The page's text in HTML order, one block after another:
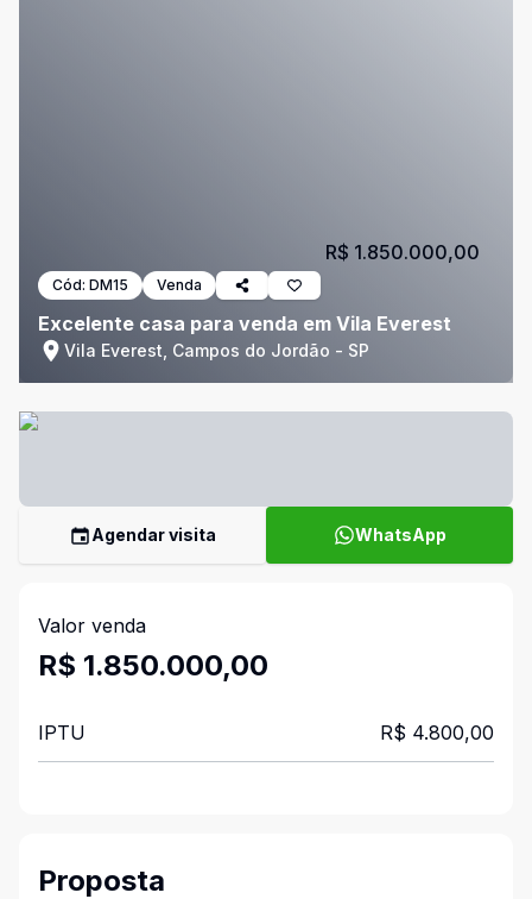
Cód: DM15 Venda
Excelente casa para venda em Vila Everest
Vila Everest, Campos do Jordão - SP
R$ 1.850.000,00
Agendar visita WhatsApp
Valor venda
R$ 1.850.000,00
IPTU R$ 4.800,00
Proposta